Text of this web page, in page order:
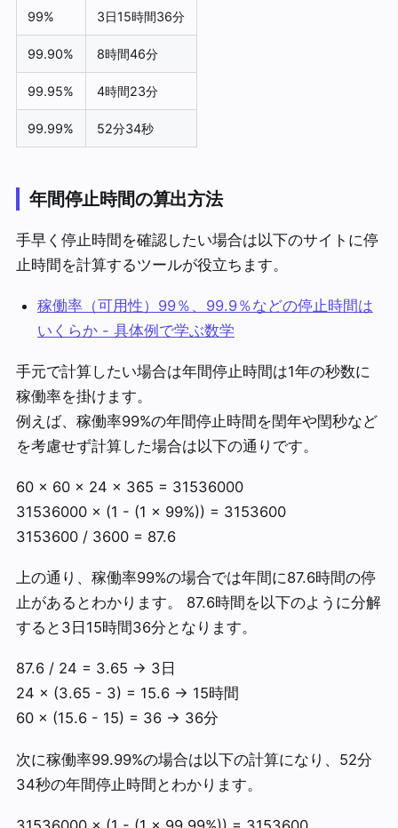
99% 3日15時間36分
99.90% 8時間46分
99.95% 4時間23分
99.99% 52分34秒
年間停止時間の算出方法
手早く停止時間を確認したい場合は以下のサイトに停
止時間を計算するツールが役立ちます。
稼働率（可用性）99％、99.9％などの停止時間は
いくらか - 具体例で学ぶ数学
手元で計算したい場合は年間停止時間は1年の秒数に
稼働率を掛けます。
例えば、稼働率99%の年間停止時間を閏年や閏秒など
を考慮せず計算した場合は以下の通りです。
60 × 60 × 24 × 365 = 31536000
31536000 × (1 - (1 × 99%)) = 3153600
3153600 / 3600 = 87.6
上の通り、稼働率99%の場合では年間に87.6時間の停
止があるとわかります。 87.6時間を以下のように分解
すると3日15時間36分となります。
87.6 / 24 = 3.65 → 3日
24 × (3.65 - 3) = 15.6 → 15時間
60 × (15.6 - 15) = 36 → 36分
次に稼働率99.99%の場合は以下の計算になり、52分
34秒の年間停止時間とわかります。